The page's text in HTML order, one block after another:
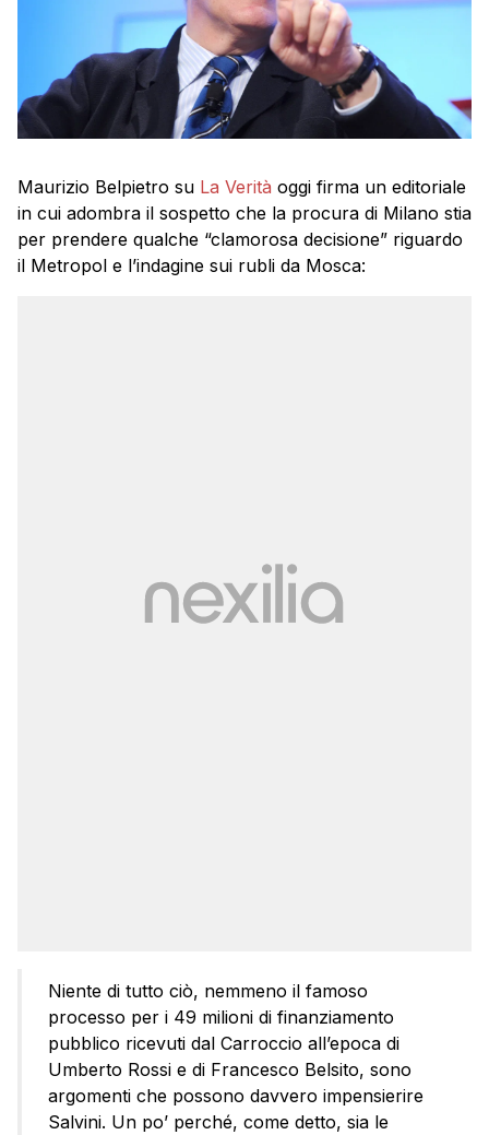
Maurizio Belpietro su La Verità oggi firma un editoriale
in cui adombra il sospetto che la procura di Milano stia
per prendere qualche “clamorosa decisione” riguardo
il Metropol e l’indagine sui rubli da Mosca:
Niente di tutto ciò, nemmeno il famoso
processo per i 49 milioni di finanziamento
pubblico ricevuti dal Carroccio all’epoca di
Umberto Rossi e di Francesco Belsito, sono
argomenti che possono davvero impensierire
Salvini. Un po’ perché, come detto, sia le